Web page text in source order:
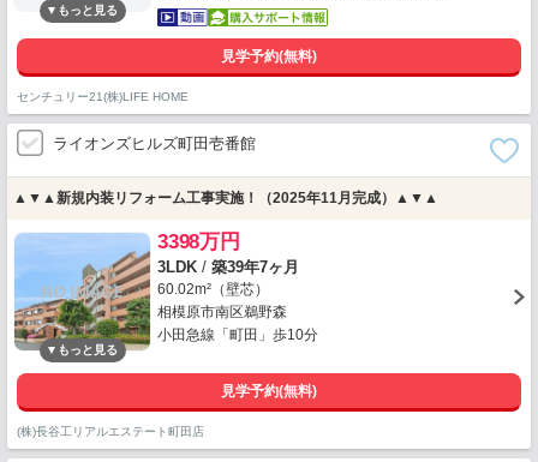
見学予約(無料)
センチュリー21(株)LIFE HOME
ライオンズヒルズ町田壱番館
▲▼▲新規内装リフォーム工事実施！（2025年11月完成）▲▼▲
3398万円
3LDK / 築39年7ヶ月
60.02m²（壁芯）
相模原市南区鵜野森
小田急線「町田」歩10分
見学予約(無料)
(株)長谷工リアルエステート町田店